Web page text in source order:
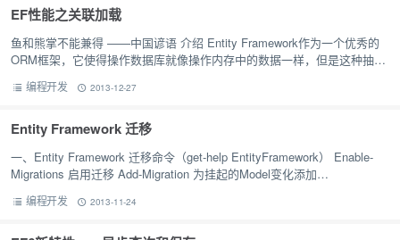
EF性能之关联加载
鱼和熊掌不能兼得 ——中国谚语 介绍 Entity Framework作为一个优秀的
ORM框架，它使得操作数据库就像操作内存中的数据一样，但是这种抽象
编程开发 2013-12-27
Entity Framework 迁移
一、Entity Framework 迁移命令（get-help EntityFramework） Enable-
Migrations 启用迁移 Add-Migration 为挂起的Model变化添加…
编程开发 2013-11-24